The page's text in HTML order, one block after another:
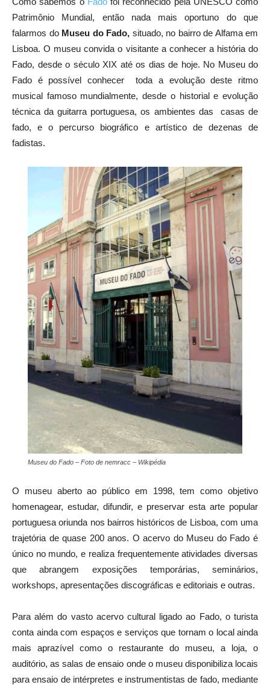
Patrimônio Mundial, então nada mais oportuno do que
falarmos do Museu do Fado, situado, no bairro de Alfama em
Lisboa. O museu convida o visitante a conhecer a história do
Fado, desde o século XIX até os dias de hoje. No Museu do
Fado é possível conhecer toda a evolução deste ritmo
musical famoso mundialmente, desde o historial e evolução
técnica da guitarra portuguesa, os ambientes das casas de
fado, e o percurso biográfico e artístico de dezenas de
fadistas.
Museu do Fado – Foto de nemracc – Wikipédia
O museu aberto ao público em 1998, tem como objetivo
homenagear, estudar, difundir, e preservar esta arte popular
portuguesa oriunda nos bairros históricos de Lisboa, com uma
trajetória de quase 200 anos. O acervo do Museu do Fado é
único no mundo, e realiza frequentemente atividades diversas
que abrangem exposições temporárias, seminários,
workshops, apresentações discográficas e editoriais e outras.
Para além do vasto acervo cultural ligado ao Fado, o turista
conta ainda com espaços e serviços que tornam o local ainda
mais aprazível como o restaurante do museu, a loja, o
auditório, as salas de ensaio onde o museu disponibiliza locais
para ensaio de intérpretes e instrumentistas de fado, mediante